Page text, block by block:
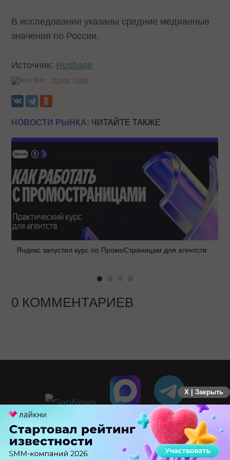
В исследовании указаны средние медианные
значения по России.
Источник: Rusbase
Теги: Услуги Сбер
НОВОСТИ РЫНКА: ЧИТАЙТЕ ТАКЖЕ
Яндекс запустил курс по ПромоСтраницам для агентств
0 КОММЕНТАРИЕВ
X | Закрыть
ПЕРЕЙТИ НА ПОЛНУЮ ВЕРСИЮ
© SEOnews.ru Все права защищены. 2026